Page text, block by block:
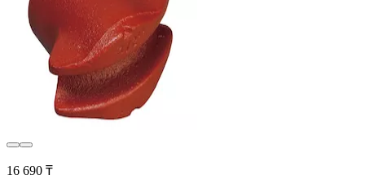
16 690 ₸